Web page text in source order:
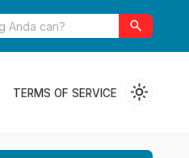
Riset dengan BRIN untuk
search
TERMS OF SERVICE light_mode